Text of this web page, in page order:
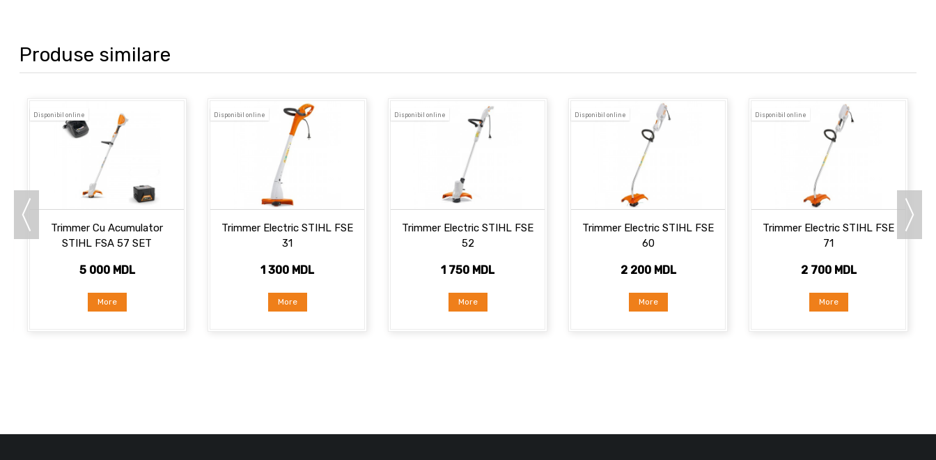
Produse similare
Disponibil online
Trimmer Cu Acumulator
STIHL FSA 57 SET
5 000 MDL
More
Disponibil online
Trimmer Electric STIHL FSE
31
1 300 MDL
More
Disponibil online
Trimmer Electric STIHL FSE
52
1 750 MDL
More
Disponibil online
Trimmer Electric STIHL FSE
60
2 200 MDL
More
Disponibil online
Trimmer Electric STIHL FSE
71
2 700 MDL
More